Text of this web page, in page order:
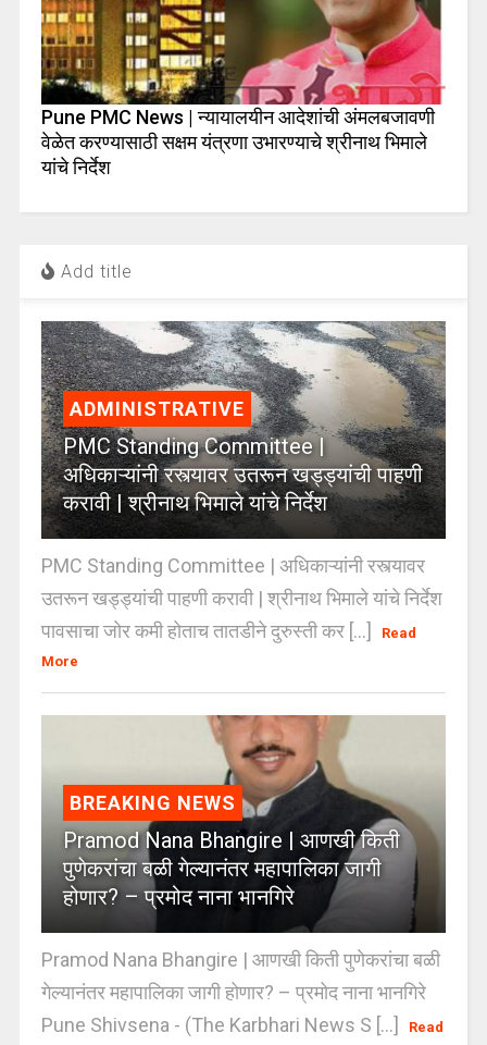
Pune PMC News | न्यायालयीन आदेशांची अंमलबजावणी
वेळेत करण्यासाठी सक्षम यंत्रणा उभारण्याचे श्रीनाथ भिमाले
यांचे निर्देश
Add title
ADMINISTRATIVE
PMC Standing Committee |
अधिकाऱ्यांनी रस्त्यावर उतरून खड्ड्यांची पाहणी
करावी | श्रीनाथ भिमाले यांचे निर्देश
PMC Standing Committee | अधिकाऱ्यांनी रस्त्यावर
उतरून खड्ड्यांची पाहणी करावी | श्रीनाथ भिमाले यांचे निर्देश
पावसाचा जोर कमी होताच तातडीने दुरुस्ती कर [...]
Read
More
BREAKING NEWS
Pramod Nana Bhangire | आणखी किती
पुणेकरांचा बळी गेल्यानंतर महापालिका जागी
होणार? – प्रमोद नाना भानगिरे
Pramod Nana Bhangire | आणखी किती पुणेकरांचा बळी
गेल्यानंतर महापालिका जागी होणार? – प्रमोद नाना भानगिरे
Pune Shivsena - (The Karbhari News S [...]
Read